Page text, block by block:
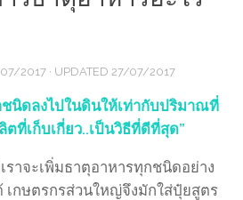
2017 · UPDATED 27/07/2017
ชนิดลงไปในดินให้เท่ากับปริมาณที่
ที่เก็บเกี่ยว..เป็นวิธีที่ดีที่สุด”
ราจะเพิ่มธาตุอาหารทุกชนิดอย่าง
เกษตรกรส่วนใหญ่จึงมักใส่ปุ๋ยสูตร